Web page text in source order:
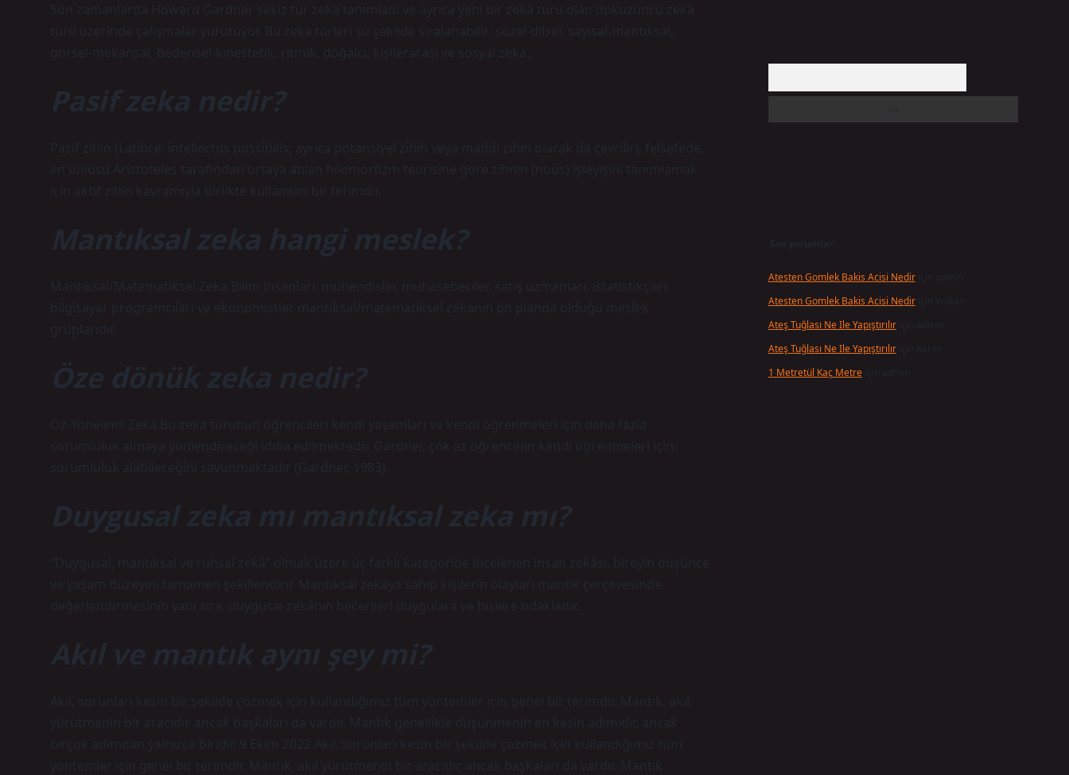
Son zamanlarda Howard Gardner sekiz tür zeka tanımladı ve ayrıca yeni bir zeka türü olan dokuzuncu zeka
türü üzerinde çalışmalar yürütüyor. Bu zeka türleri şu şekilde sıralanabilir: sözel-dilsel, sayısal-mantıksal,
görsel-mekansal, bedensel-kinestetik, ritmik, doğalcı, kişilerarası ve sosyal zeka.
Pasif zeka nedir?
Pasif zihin (Latince: intellectus possibilis; ayrıca potansiyel zihin veya maddi zihin olarak da çevrilir), felsefede,
en ünlüsü Aristoteles tarafından ortaya atılan hilomorfizm teorisine göre zihnin (nous) işleyişini tanımlamak
için aktif zihin kavramıyla birlikte kullanılan bir terimdir.
Mantıksal zeka hangi meslek?
Mantıksal/Matematiksel Zeka Bilim insanları, mühendisler, muhasebeciler, satış uzmanları, istatistikçiler,
bilgisayar programcıları ve ekonomistler mantıksal/matematiksel zekanın ön planda olduğu meslek
gruplarıdır.
Öze dönük zeka nedir?
Öz-Yönelimli Zeka Bu zeka türünün öğrencileri kendi yaşamları ve kendi öğrenmeleri için daha fazla
sorumluluk almaya yönlendireceği iddia edilmektedir. Gardner, çok az öğrencinin kendi öğrenmeleri için
sorumluluk alabileceğini savunmaktadır (Gardner, 1983).
Duygusal zeka mı mantıksal zeka mı?
“Duygusal, mantıksal ve ruhsal zekâ” olmak üzere üç farklı kategoride incelenen insan zekâsı, bireyin düşünce
ve yaşam düzeyini tamamen şekillendirir. Mantıksal zekâya sahip kişilerin olayları mantık çerçevesinde
değerlendirmesinin yanı sıra, duygusal zekânın becerileri duygulara ve hislere odaklanır.
Akıl ve mantık aynı şey mi?
Akıl, sorunları kesin bir şekilde çözmek için kullandığımız tüm yöntemler için genel bir terimdir. Mantık, akıl
yürütmenin bir aracıdır, ancak başkaları da vardır. Mantık genellikle düşünmenin en kesin adımıdır, ancak
birçok adımdan yalnızca biridir. 9 Ekim 2022 Akıl, sorunları kesin bir şekilde çözmek için kullandığımız tüm
yöntemler için genel bir terimdir. Mantık, akıl yürütmenin bir aracıdır, ancak başkaları da vardır. Mantık
Son yorumlar
Atesten Gomlek Bakis Acisi Nediriçin
Atesten Gomlek Bakis Acisi Nediriçin
Ateş Tuğlası Ne Ile Yapıştırılıriçin
Ateş Tuğlası Ne Ile Yapıştırılıriçin
1 Metretül Kaç Metreiçin